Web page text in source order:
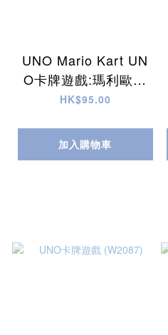
UNO Mario Kart UN
O卡牌遊戲:瑪利歐賽
車 (GWM70)
HK$95.00
加入購物車